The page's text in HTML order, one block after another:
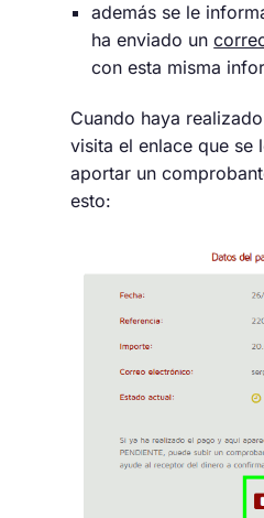
además se le
ha enviado un
con esta misma
Cuando haya
visita el enlace que se
aportar un
esto: